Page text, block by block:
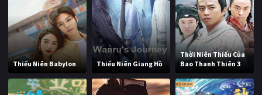
Thiếu Niên Babylon Thiếu Niên Giang Hồ
Thời Niên Thiếu Của
Bao Thanh Thiên 3